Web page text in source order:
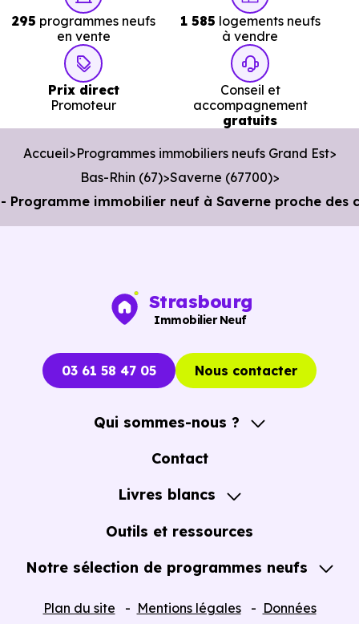
295 programmes neufs
en vente
1 585 logements neufs
à vendre
Prix direct
Promoteur
Conseil et
accompagnement
gratuits
Accueil Programmes immobiliers neufs Grand Est
Bas-Rhin (67) Saverne (67700)
Programme immobilier neuf à Saverne proche des
Strasbourg
Immobilier Neuf
03 61 58 47 05 Nous contacter
Qui sommes-nous ?
A propos
Contact
Livres blancs
Guide de l'Achat immobilier neuf en VEFA
Outils et ressources
Notre sélection de programmes neufs
Plan du site Mentions légales
Données